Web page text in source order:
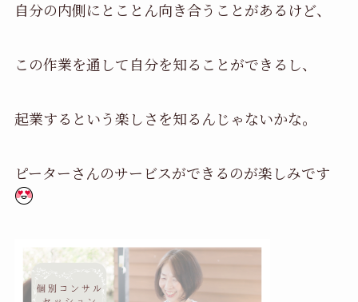
自分の内側にとことん向き合うことがあるけど、
この作業を通して自分を知ることができるし、
起業するという楽しさを知るんじゃないかな。
ピーターさんのサービスができるのが楽しみです